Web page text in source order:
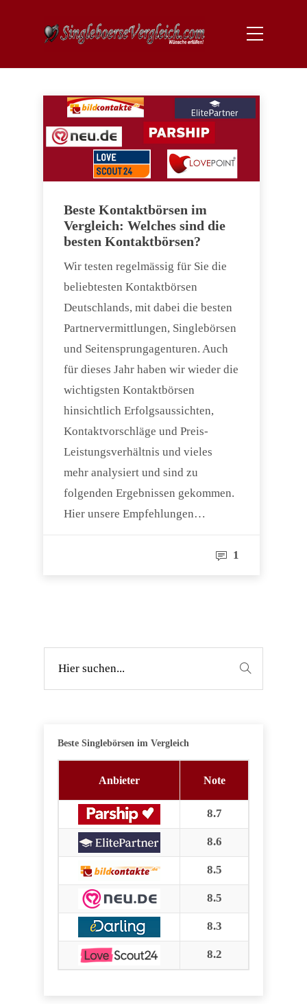
Beste Kontaktbörsen im
Vergleich: Welches sind die
besten Kontaktbörsen?
Wir testen regelmässig für Sie die
beliebtesten Kontaktbörsen
Deutschlands, mit dabei die besten
Partnervermittlungen, Singlebörsen
und Seitensprungagenturen. Auch
für dieses Jahr haben wir wieder die
wichtigsten Kontaktbörsen
hinsichtlich Erfolgsaussichten,
Kontaktvorschläge und Preis-
Leistungsverhältnis und vieles
mehr analysiert und sind zu
folgenden Ergebnissen gekommen.
Hier unsere Empfehlungen…
1
Beste Singlebörsen im Vergleich
Anbieter Note
8.7
8.6
8.5
8.5
8.3
8.2